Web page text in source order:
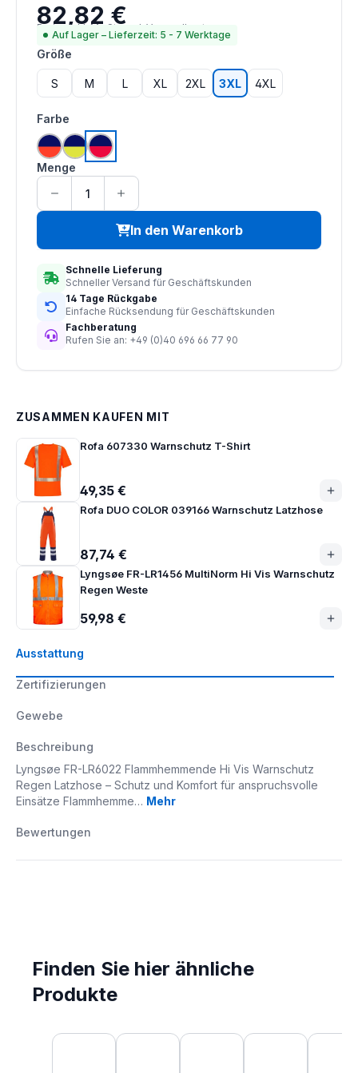
Ausstattung
Zertifizierungen
Gewebe
Beschreibung
Lyngsøe FR-LR6022 Flammhemmende Hi Vis Warnschutz
Regen Latzhose – Schutz und Komfort für anspruchsvolle
Einsätze Flammhemme… Mehr
Bewertungen
Regulärer Preis:
82,82 €
Preise inkl. MwSt. zzgl. Versandkosten
Auf Lager – Lieferzeit: 5 - 7 Werktage
Größe
S M L XL 2XL 3XL 4XL
Farbe
hi vis orange | navy
hi vis saturn gelb | navy
hi vis rot | navy
Menge
In den Warenkorb
Schnelle Lieferung
Schneller Versand für Geschäftskunden
14 Tage Rückgabe
Einfache Rücksendung für Geschäftskunden
Fachberatung
Rufen Sie an: +49 (0)40 696 66 77 90
ZUSAMMEN KAUFEN MIT
Rofa 607330 Warnschutz T-Shirt
49,35 €
Rofa DUO COLOR 039166 Warnschutz Latzhose
87,74 €
Lyngsøe FR-LR1456 MultiNorm Hi Vis Warnschutz
Regen Weste
59,98 €
Finden Sie hier ähnliche
Produkte
Produktgalerie überspringen